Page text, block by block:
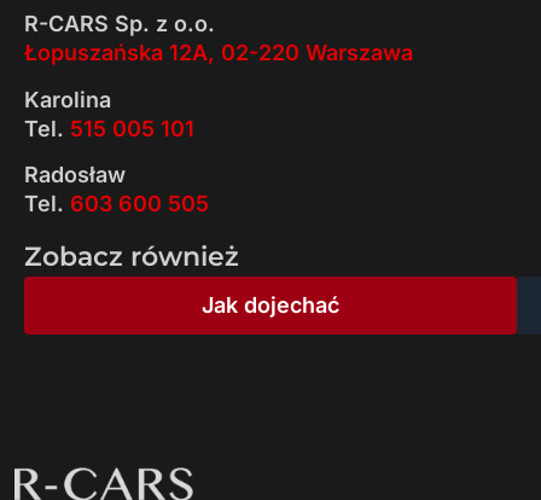
R-CARS Sp. z o.o.
Łopuszańska 12A, 02-220 Warszawa
Karolina
Tel. 515 005 101
Radosław
Tel. 603 600 505
Zobacz również
Jak dojechać